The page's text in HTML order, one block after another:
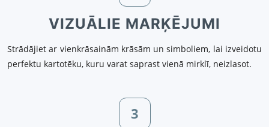
VIZUĀLIE MARĶĒJUMI
Strādājiet ar vienkrāsainām krāsām un simboliem, lai izveidotu
perfektu kartotēku, kuru varat saprast vienā mirklī, neizlasot.
3